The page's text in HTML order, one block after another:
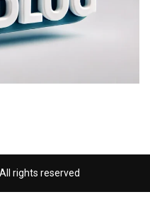
rights reserved